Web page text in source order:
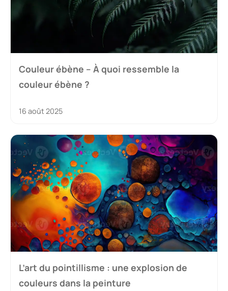
Couleur ébène – À quoi ressemble la
couleur ébène ?
16 août 2025
L’art du pointillisme : une explosion de
couleurs dans la peinture